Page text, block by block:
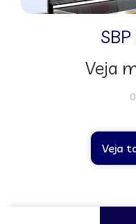
Veja
Veja